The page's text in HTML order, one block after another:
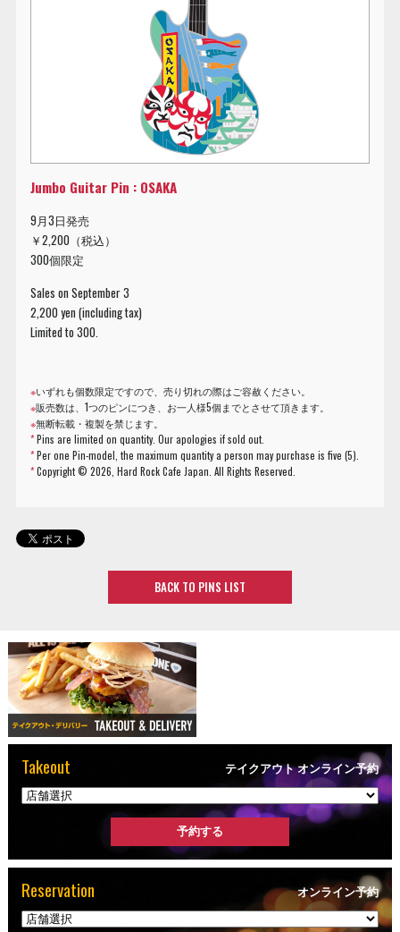
Jumbo Guitar Pin : OSAKA
9月3日発売
￥2,200（税込）
300個限定
Sales on September 3
2,200 yen (including tax)
Limited to 300.
※いずれも個数限定ですので、売り切れの際はご容赦ください。
※販売数は、1つのピンにつき、お一人様5個までとさせて頂きます。
※無断転載・複製を禁じます。
*Pins are limited on quantity. Our apologies if sold out.
*Per one Pin-model, the maximum quantity a person may purchase is five (5).
*Copyright ©2026, Hard Rock Cafe Japan. All Rights Reserved.
BACK TO PINS LIST
Takeout テイクアウト オンライン予約
Reservation オンライン予約